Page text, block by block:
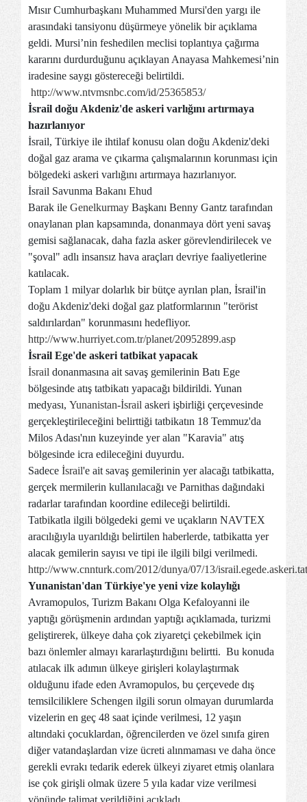
Mısır Cumhurbaşkanı Muhammed Mursi'den yargı ile
arasındaki tansiyonu düşürmeye yönelik bir açıklama
geldi. Mursi’nin feshedilen meclisi toplantıya çağırma
kararını durdurduğunu açıklayan Anayasa Mahkemesi’nin
iradesine saygı göstereceği belirtildi.
http://www.ntvmsnbc.com/id/25365853/
İsrail doğu Akdeniz'de askeri varlığını artırmaya
hazırlanıyor
İsrail, Türkiye ile ihtilaf konusu olan doğu Akdeniz'deki
doğal gaz arama ve çıkarma çalışmalarının korunması için
bölgedeki askeri varlığını artırmaya hazırlanıyor.
İsrail Savunma Bakanı Ehud
Barak ile Genelkurmay Başkanı Benny Gantz tarafından
onaylanan plan kapsamında, donanmaya dört yeni savaş
gemisi sağlanacak, daha fazla asker görevlendirilecek ve
"şoval" adlı insansız hava araçları devriye faaliyetlerine
katılacak.
Toplam 1 milyar dolarlık bir bütçe ayrılan plan, İsrail'in
doğu Akdeniz'deki doğal gaz platformlarının "terörist
saldırılardan" korunmasını hedefliyor.
http://www.hurriyet.com.tr/planet/20952899.asp
İsrail Ege'de askeri tatbikat yapacak
İsrail donanmasına ait savaş gemilerinin Batı Ege
bölgesinde atış tatbikatı yapacağı bildirildi. Yunan
medyası, Yunanistan-İsrail askeri işbirliği çerçevesinde
gerçekleştirileceğini belirttiği tatbikatın 18 Temmuz'da
Milos Adası'nın kuzeyinde yer alan "Karavia" atış
bölgesinde icra edileceğini duyurdu.
Sadece İsrail'e ait savaş gemilerinin yer alacağı tatbikatta,
gerçek mermilerin kullanılacağı ve Parnithas dağındaki
radarlar tarafından koordine edileceği belirtildi.
Tatbikatla ilgili bölgedeki gemi ve uçakların NAVTEX
aracılığıyla uyarıldığı belirtilen haberlerde, tatbikatta yer
alacak gemilerin sayısı ve tipi ile ilgili bilgi verilmedi.
http://www.cnnturk.com/2012/dunya/07/13/
Yunanistan'dan Türkiye'ye yeni vize kolaylığı
Avramopulos, Turizm Bakanı Olga Kefaloyanni ile
yaptığı görüşmenin ardından yaptığı açıklamada, turizmi
geliştirerek, ülkeye daha çok ziyaretçi çekebilmek için
bazı önlemler almayı kararlaştırdığını belirtti. Bu konuda
atılacak ilk adımın ülkeye girişleri kolaylaştırmak
olduğunu ifade eden Avramopulos, bu çerçevede dış
temsilciliklere Schengen ilgili sorun olmayan durumlarda
vizelerin en geç 48 saat içinde verilmesi, 12 yaşın
altındaki çocuklardan, öğrencilerden ve özel sınıfa giren
diğer vatandaşlardan vize ücreti alınmaması ve daha önce
gerekli evrakı tedarik ederek ülkeyi ziyaret etmiş olanlara
ise çok girişli olmak üzere 5 yıla kadar vize verilmesi
yönünde talimat verildiğini açıkladı.